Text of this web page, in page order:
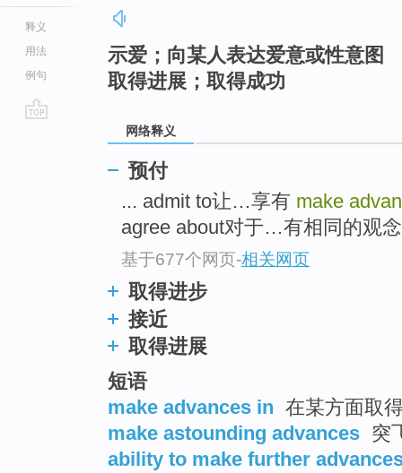
释义
用法
例句
示爱；向某人表达爱意或性意图
取得进展；取得成功
网络释义
预付
... admit to让…享有 make
agree about对于…有相同的观
基于677个网页-相关网页
取得进步
接近
取得进展
短语
make advances in 在某方面取
make astounding advances 突
ability to make further